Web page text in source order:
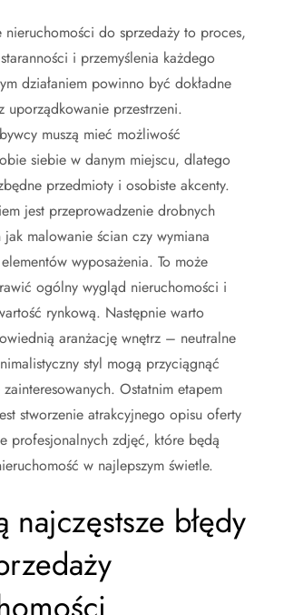
nieruchomości do sprzedaży to proces,
i przemyślenia każdego
działaniem powinno być dokładne
uporządkowanie przestrzeni.
muszą mieć możliwość
siebie w danym miejscu, dlatego
przedmioty i osobiste akcenty.
jest przeprowadzenie drobnych
malowanie ścian czy wymiana
wyposażenia. To może
ogólny wygląd nieruchomości i
rynkową. Następnie warto
aranżację wnętrz – neutralne
styl mogą przyciągnąć
Ostatnim etapem
stworzenie atrakcyjnego opisu oferty
profesjonalnych zdjęć, które będą
w najlepszym świetle.
najczęstsze błędy